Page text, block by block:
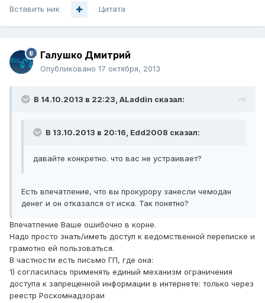
Вставить ник Цитата
Галушко Дмитрий
Опубликовано 17 октября, 2013
В 14.10.2013 в 22:23, ALaddin сказал:
В 13.10.2013 в 20:16, Edd2008 сказал:
давайте конкретно. что вас не устраивает?
Есть впечатление, что вы прокурору занесли чемодан
денег и он отказался от иска. Так понятно?
Впечатление Ваше ошибочно в корне.
Надо просто знать/иметь доступ к ведомственной переписке и
грамотно ей пользоваться.
В частности есть письмо ГП, где она:
1) согласилась применять единый механизм ограничения
доступа к запрещенной информации в интернете: только через
реестр Роскомнадзораи